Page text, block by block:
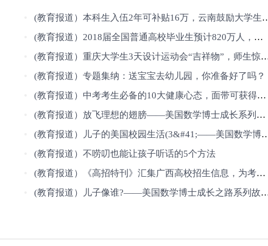
(教育报道）本科生入伍2年可补贴16万，云南鼓励大学生参军不惜“大出血”
(教育报道）2018届全国普通高校毕业生预计820万人，不少地方密集抛出引才政策
(教育报道）重庆大学生3天设计运动会“吉祥物”，师生惊呼“看着就好萌”
(教育报道）专题集纳：送宝宝去幼儿园，你准备好了吗？
(教育报道）中考考生必备的10大健康心态，面带可获得心理上的安全感
(教育报道）放飞理想的翅膀——美国数学博士成长系列故事（4）
(教育报道）儿子的美国校园生活(3&#41;——美国数学博士成长之路系列故事（
(教育报道）不唠叨也能让孩子听话的5个方法
(教育报道）《高招特刊》汇集广西高校招生信息，为考生报志愿导航
(教育报道）儿子像谁?——美国数学博士成长之路系列故事（10）